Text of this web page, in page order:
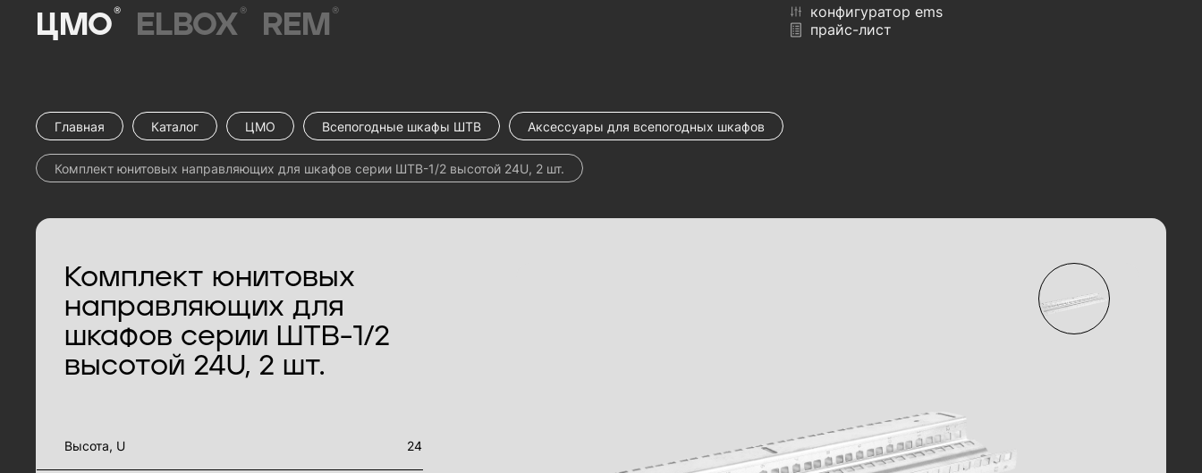
ЦМО® ELBOX® REM ®
конфигуратор ems
прайс-лист
Главная Каталог ЦМО Всепогодные шкафы ШТВ Аксессуары для всепогодных шкафов
Комплект юнитовых направляющих для шкафов серии ШТВ-1/2 высотой 24U, 2 шт.
Комплект юнитовых
направляющих для
шкафов серии ШТВ-1/2
высотой 24U, 2 шт.
Высота, U
24